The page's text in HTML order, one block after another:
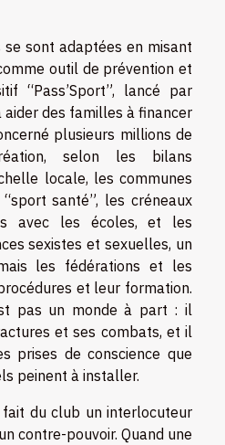
sont adaptées en misant
outil de prévention et
“Pass’Sport”, lancé par
aider des familles à financer
plusieurs millions de
selon les bilans
locale, les communes
santé”, les créneaux
avec les écoles, et les
sexistes et sexuelles, un
les fédérations et les
et leur formation.
pas un monde à part : il
et ses combats, et il
prises de conscience que
peinent à installer.
du club un interlocuteur
contre-pouvoir. Quand une